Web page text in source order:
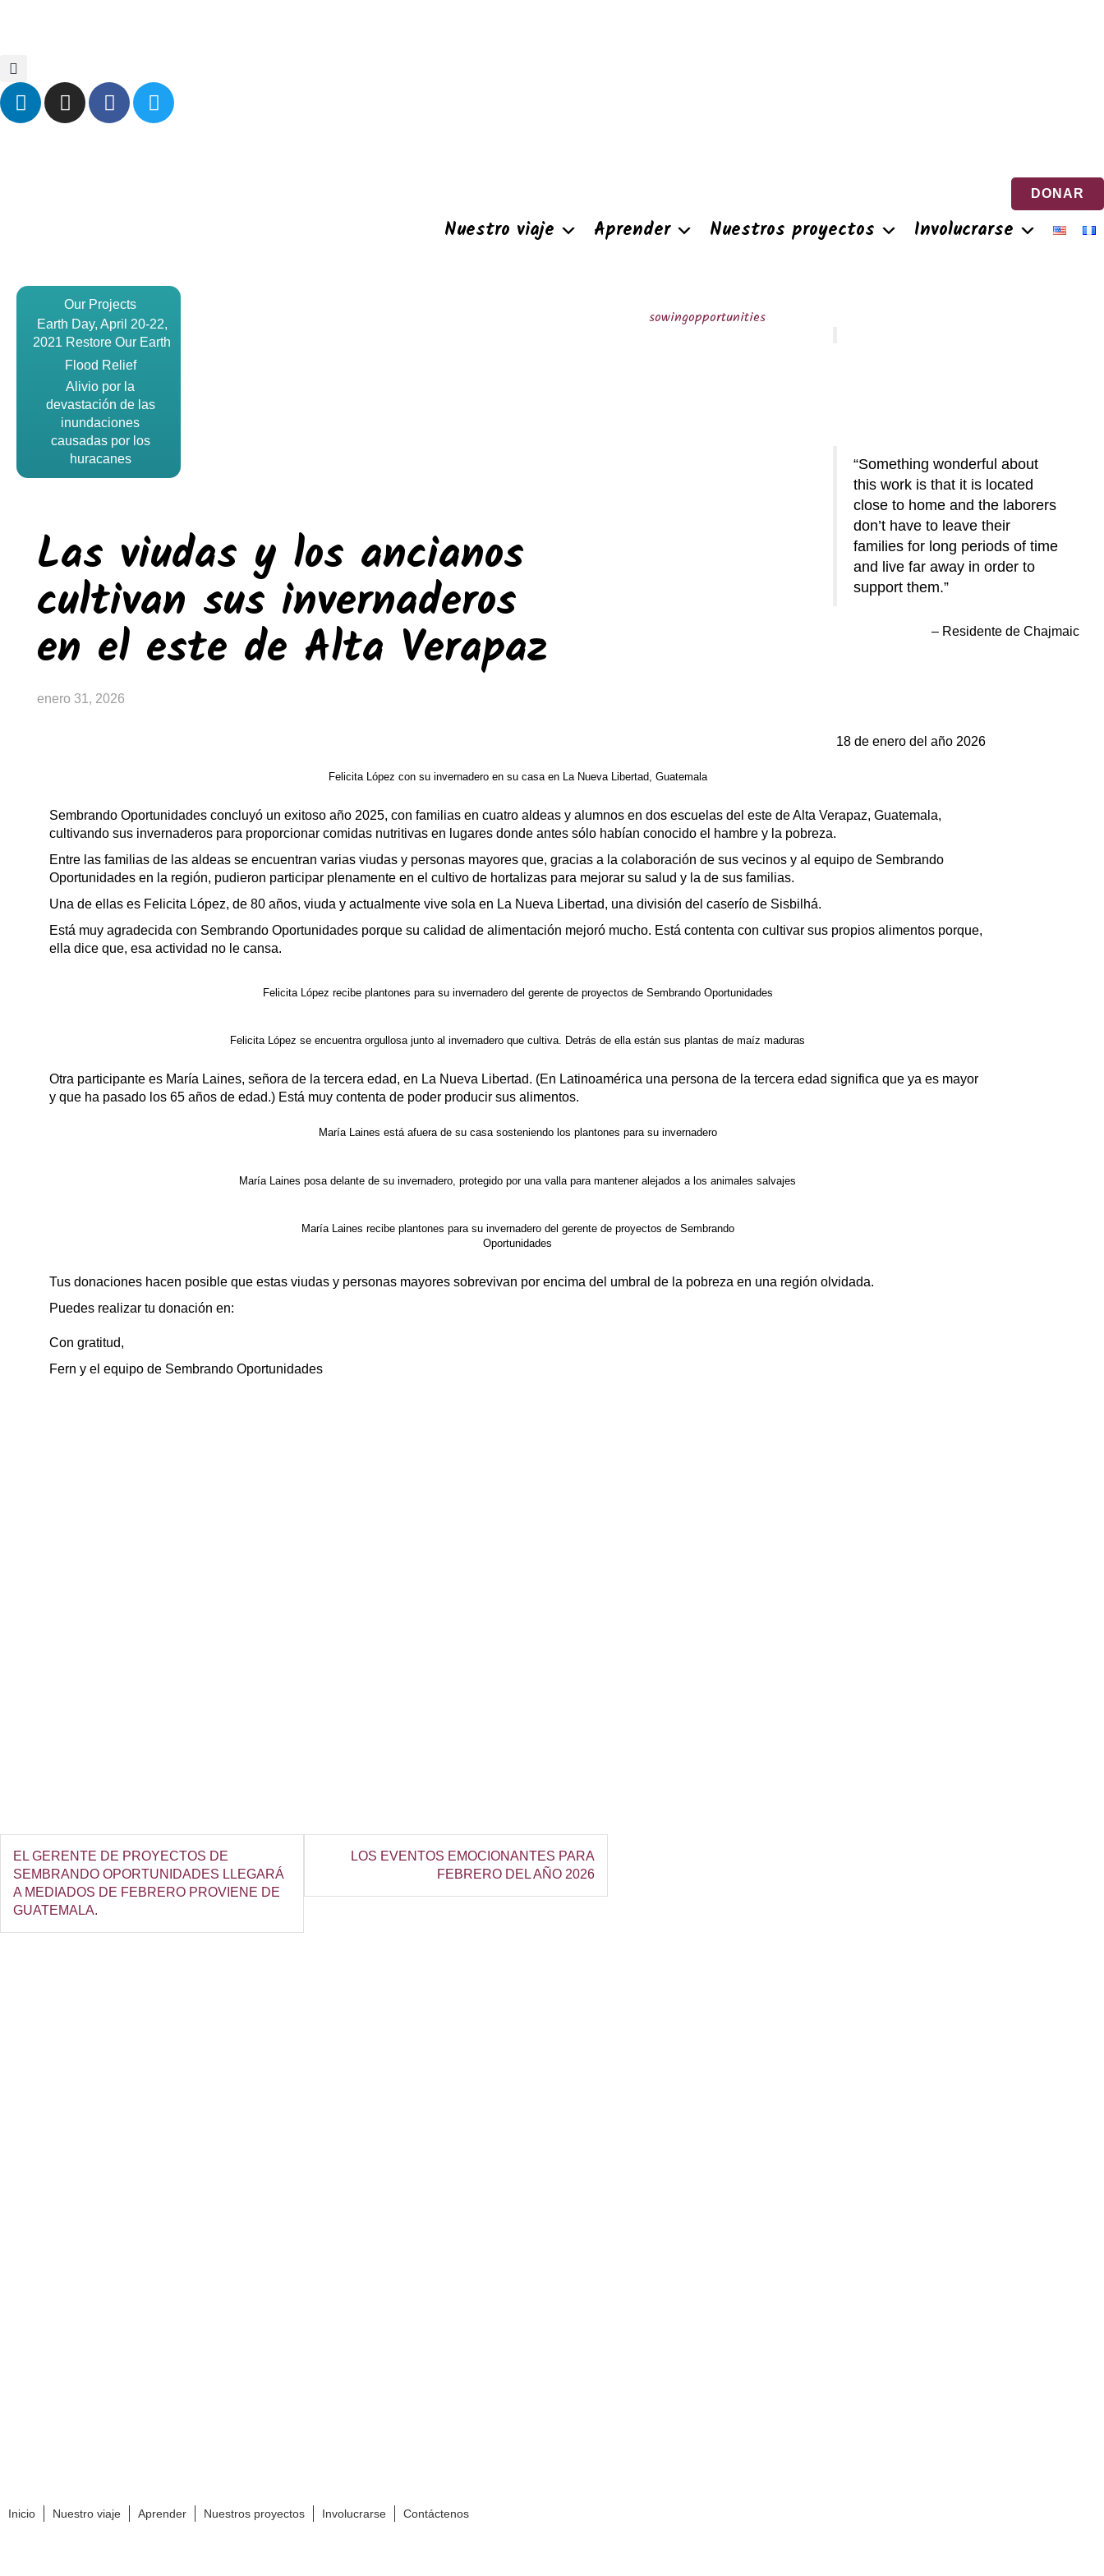
DONAR
Nuestro viaje Aprender Nuestros proyectos Involucrarse
Our Projects
Earth Day, April 20-22,
2021 Restore Our Earth
Flood Relief
Alivio por la
devastación de las
inundaciones
causadas por los
huracanes
Las viudas y los ancianos
cultivan sus invernaderos
en el este de Alta Verapaz
enero 31, 2026
18 de enero del año 2026
Felicita López con su invernadero en su casa en La Nueva Libertad, Guatemala
Sembrando Oportunidades concluyó un exitoso año 2025, con familias en cuatro aldeas y alumnos en dos escuelas del este de Alta Verapaz, Guatemala,
cultivando sus invernaderos para proporcionar comidas nutritivas en lugares donde antes sólo habían conocido el hambre y la pobreza.
Entre las familias de las aldeas se encuentran varias viudas y personas mayores que, gracias a la colaboración de sus vecinos y al equipo de Sembrando
Oportunidades en la región, pudieron participar plenamente en el cultivo de hortalizas para mejorar su salud y la de sus familias.
Una de ellas es Felicita López, de 80 años, viuda y actualmente vive sola en La Nueva Libertad, una división del caserío de Sisbilhá.
Está muy agradecida con Sembrando Oportunidades porque su calidad de alimentación mejoró mucho. Está contenta con cultivar sus propios alimentos porque,
ella dice que, esa actividad no le cansa.
Felicita López recibe plantones para su invernadero del gerente de proyectos de Sembrando Oportunidades
Felicita López se encuentra orgullosa junto al invernadero que cultiva. Detrás de ella están sus plantas de maíz maduras
Otra participante es María Laines, señora de la tercera edad, en La Nueva Libertad. (En Latinoamérica una persona de la tercera edad significa que ya es mayor
y que ha pasado los 65 años de edad.) Está muy contenta de poder producir sus alimentos.
María Laines está afuera de su casa sosteniendo los plantones para su invernadero
María Laines posa delante de su invernadero, protegido por una valla para mantener alejados a los animales salvajes
María Laines recibe plantones para su invernadero del gerente de proyectos de Sembrando
Oportunidades
Tus donaciones hacen posible que estas viudas y personas mayores sobrevivan por encima del umbral de la pobreza en una región olvidada.
Puedes realizar tu donación en:
Con gratitud,
Fern y el equipo de Sembrando Oportunidades
EL GERENTE DE PROYECTOS DE
SEMBRANDO OPORTUNIDADES LLEGARÁ
A MEDIADOS DE FEBRERO PROVIENE DE
GUATEMALA.
LOS EVENTOS EMOCIONANTES PARA
FEBRERO DEL AÑO 2026
Something wonderful about
this work is that it is located
close to home and the laborers
don’t have to leave their
families for long periods of time
and live far away in order to
support them.
Residente de Chajmaic
sowingopportunities
Inicio Nuestro viaje Aprender Nuestros proyectos Involucrarse Contáctenos